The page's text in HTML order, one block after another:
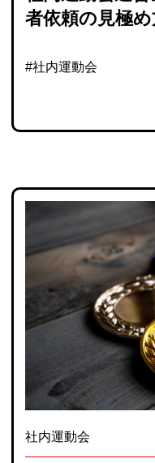
者依頼の見極
#社内運動会
社内運動会